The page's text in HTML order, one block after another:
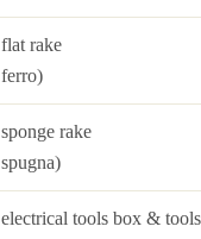
flat
ferro)
sponge
spugna)
electrical tools box